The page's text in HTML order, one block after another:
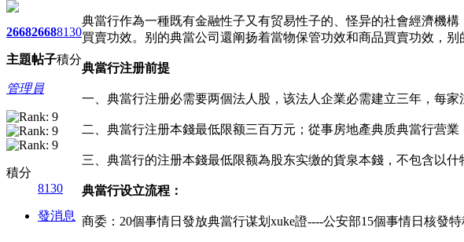
2668
主題
2668
帖子
8130
積分
管理員
積分
8130
發消息
典當行作為一種既有金融性子又有贸易性子的、怪异的社會經濟機
買賣功效。别的典當公司還阐扬着當物保管功效和商品買賣功效，
典當行注册前提
一、典當行注册必需要两個法人股，该法人企業必需建立三年，每
二、典當行注册本錢最低限额三百万元；從事房地產典质典當行营
三、典當行的注册本錢最低限额為股东实缴的貨泉本錢，不包含以
典當行设立流程：
商委：20個事情日發放典當行谋划xuke證----公安部15個事情日核發